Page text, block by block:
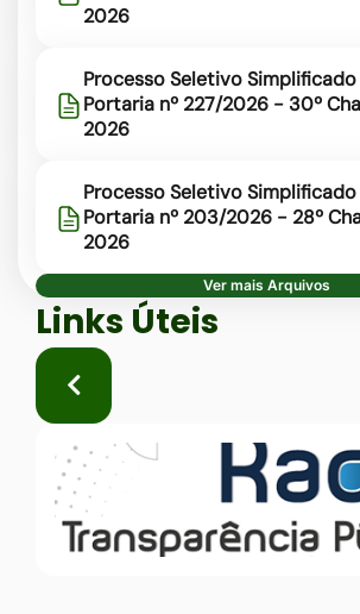
2026
Processo Seletivo
Portaria nº 227/2026 - 30º
2026
Processo Seletivo
Portaria nº 203/2026 - 28º
2026
Ver mais Arquivos
Seção Links Úteis
Links Úteis